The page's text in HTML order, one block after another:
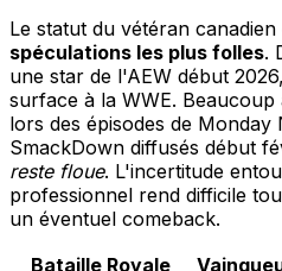
Le statut du vétéran
spéculations les plus folles.
une star de l'AEW début
surface à la WWE.
lors des épisodes de
SmackDown diffusés début
reste floue. L'incertitude
professionnel rend difficile
un éventuel comeback.
Bataille Royale